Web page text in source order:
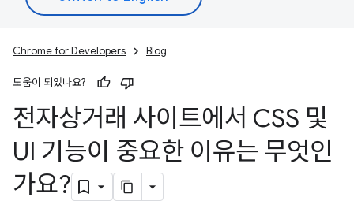
Chrome for Developers Blog
도움이 되었나요?
전자상거래 사이트에서 CSS 및
UI 기능이 중요한 이유는 무엇인
가요?